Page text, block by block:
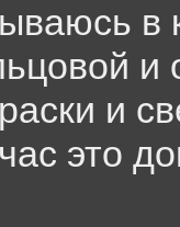
в
и
это